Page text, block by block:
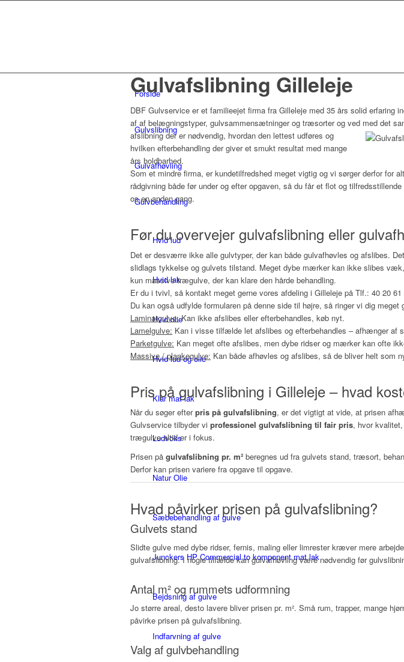
Forside
Gulvslibning
Gulvafhøvling
Gulvbehandling
Hvid lud
Hvid lak
Hvid olie
Hvid lud og olie
Klar mat lak
Ludvoks
Natur Olie
Sæbebehandling af gulve
Junckers HP Commercial to komponent mat lak
Bejdsning af gulve
Indfarvning af gulve
Gulvafslibning Gilleleje
DBF Gulvservice er et familieejet firma fra Gilleleje med 35 års solid erfaring
af af belægningstyper, gulvsammensætninger og træsorter og ved med det
afslibningder er nødvendig, hvordan den lettest udføres og
hvilken efterbehandling der giver et smukt resultat med mange
års holdbarhed.
Som et mindre firma, er kundetilfredshed meget vigtig og vi sørger derfor for
rådgivning både før under og efter opgaven, så du får et flot og
os en anden gang.
Før du overvejer gulvafslibning eller
Det er desværre ikke alle gulvtyper, der kan både gulvafhøvles og afslibes.
slidlags tykkelse og gulvets tilstand. Meget dybe mærker kan ikke slibes
kun massive trægulve, der kan klare den hårde behandling.
Er du i tvivl, så kontakt meget gerne vores afdeling i Gilleleje på Tlf.: 40 20
Du kan også udfylde formularen på denne side til højre, så ringer vi dig meget
Laminatgulve:Kan ikke afslibes eller efterbehandles, køb nyt.
Lamelgulve: Kan i visse tilfælde let afslibes og efterbehandles – afhænger af
Parketgulve: Kan meget ofte afslibes, men dybe ridser og mærker kan ofte
Massive / plankegulve: Kan både afhøvles og afslibes, så de bliver helt som
Pris på gulvafslibning i Gilleleje – hvad
Når du søger efterpris på gulvafslibning, er det vigtigt at vide, at prisen
Gulvservice tilbyder vi professionel gulvafslibning til fair pris, hvor
trægulve altid er i fokus.
Prisen på gulvafslibning pr. m² beregnes ud fra gulvets stand, træsort,
Derfor kan prisen variere fra opgave til opgave.
Hvad påvirker prisen på gulvafslibning?
Gulvets stand
Slidte gulve med dybe ridser, fernis, maling eller limrester kræver mere
gulvafslibning. I nogle tilfælde kan gulvafhøvling være nødvendig før
Antal m² og rummets udformning
Jo større areal, desto lavere bliver prisen pr. m². Små rum, trapper, mange
påvirke prisen på gulvafslibning.
Valg af gulvbehandling